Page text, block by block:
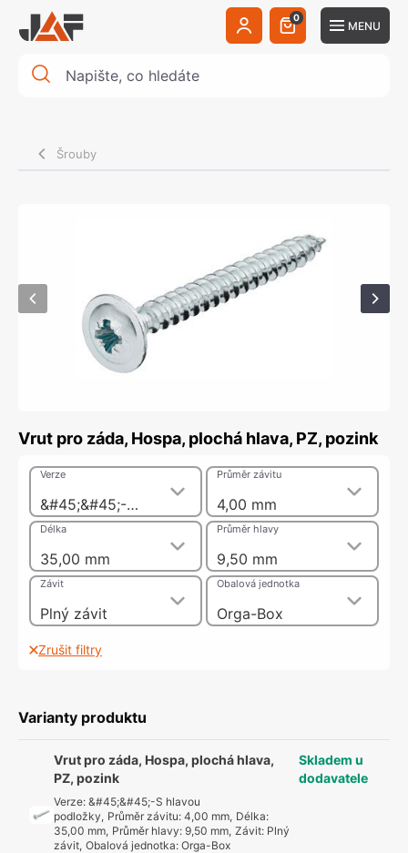
0
MENU
Šrouby
Vrut pro záda, Hospa, plochá hlava, PZ, pozink
&#45;&#45;-S hlavou podložky
Verze
4,00 mm
Průměr závitu
35,00 mm
Délka
9,50 mm
Průměr hlavy
Plný závit
Závit
Orga-Box
Obalová jednotka
Zrušit filtry
Varianty produktu
Vrut pro záda, Hospa, plochá hlava,
PZ, pozink
Verze:&#45;&#45;-S hlavou
podložky, Průměr závitu:4,00 mm, Délka:
35,00 mm, Průměr hlavy:9,50 mm, Závit: Plný
závit, Obalová jednotka:Orga-Box
Skladem u
dodavatele